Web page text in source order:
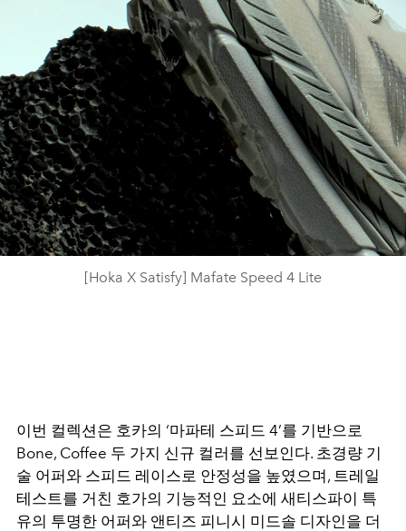
[Hoka X Satisfy] Mafate Speed 4 Lite
이번 컬렉션은 호카의 ‘마파테 스피드 4’를 기반으로
Bone, Coffee 두 가지 신규 컬러를 선보인다. 초경량 기
술 어퍼와 스피드 레이스로 안정성을 높였으며, 트레일
테스트를 거친 호가의 기능적인 요소에 새티스파이 특
유의 투명한 어퍼와 앤티즈 피니시 미드솔 디자인을 더